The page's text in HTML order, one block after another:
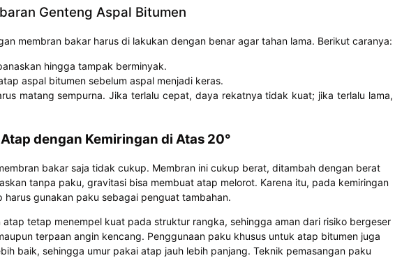
Genteng Aspal Bitumen
membran bakar harus di lakukan dengan benar agar tahan lama. Berikut caranya:
hingga tampak berminyak.
aspal bitumen sebelum aspal menjadi keras.
matang sempurna. Jika terlalu cepat, daya rekatnya tidak kuat; jika terlalu lama,
dengan Kemiringan di Atas 20°
bakar saja tidak cukup. Membran ini cukup berat, ditambah dengan berat
tanpa paku, gravitasi bisa membuat atap melorot. Karena itu, pada kemiringan
harus gunakan paku sebagai penguat tambahan.
atap tetap menempel kuat pada struktur rangka, sehingga aman dari risiko bergeser
terpaan angin kencang. Penggunaan paku khusus untuk atap bitumen juga
baik, sehingga umur pakai atap jauh lebih panjang. Teknik pemasangan paku